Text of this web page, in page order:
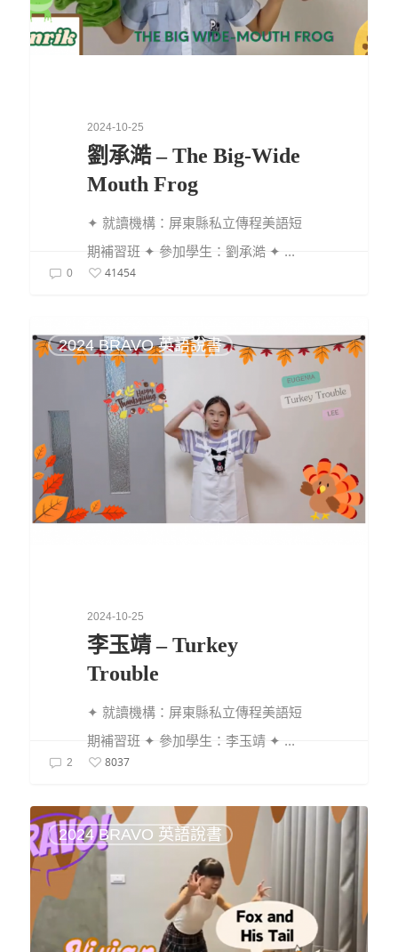
2024-10-25
劉承澔 – The Big-Wide
Mouth Frog
✦ 就讀機構：屏東縣私立傳程美語短
期補習班 ✦ 參加學生：劉承澔 ✦ ...
0 41454
2024 BRAVO 英語說書
2024-10-25
李玉靖 – Turkey
Trouble
✦ 就讀機構：屏東縣私立傳程美語短
期補習班 ✦ 參加學生：李玉靖 ✦ ...
2 8037
2024 BRAVO 英語說書